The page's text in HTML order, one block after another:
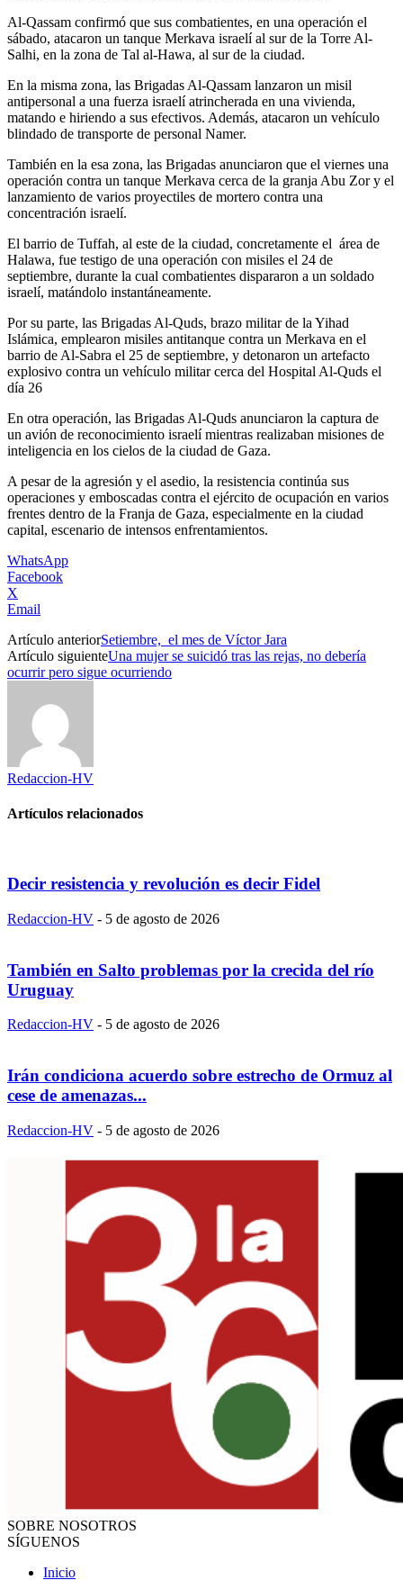
Al-Qassam confirmó que sus combatientes, en una operación el
sábado, atacaron un tanque Merkava israelí al sur de la Torre Al-
Salhi, en la zona de Tal al-Hawa, al sur de la ciudad.
En la misma zona, las Brigadas Al-Qassam lanzaron un misil
antipersonal a una fuerza israelí atrincherada en una vivienda,
matando e hiriendo a sus efectivos. Además, atacaron un vehículo
blindado de transporte de personal Namer.
También en la esa zona, las Brigadas anunciaron que el viernes una
operación contra un tanque Merkava cerca de la granja Abu Zor y el
lanzamiento de varios proyectiles de mortero contra una
concentración israelí.
El barrio de Tuffah, al este de la ciudad, concretamente el área de
Halawa, fue testigo de una operación con misiles el 24 de
septiembre, durante la cual combatientes dispararon a un soldado
israelí, matándolo instantáneamente.
Por su parte, las Brigadas Al-Quds, brazo militar de la Yihad
Islámica, emplearon misiles antitanque contra un Merkava en el
barrio de Al-Sabra el 25 de septiembre, y detonaron un artefacto
explosivo contra un vehículo militar cerca del Hospital Al-Quds el
día 26
En otra operación, las Brigadas Al-Quds anunciaron la captura de
un avión de reconocimiento israelí mientras realizaban misiones de
inteligencia en los cielos de la ciudad de Gaza.
A pesar de la agresión y el asedio, la resistencia continúa sus
operaciones y emboscadas contra el ejército de ocupación en varios
frentes dentro de la Franja de Gaza, especialmente en la ciudad
capital, escenario de intensos enfrentamientos.
WhatsApp
Facebook
X
Email
Artículo anteriorSetiembre, el mes de Víctor Jara
Artículo siguienteUna mujer se suicidó tras las rejas, no debería
ocurrir pero sigue ocurriendo
Redaccion-HV
Artículos relacionados
Decir resistencia y revolución es decir Fidel
Redaccion-HV - 5 de agosto de 2026
También en Salto problemas por la crecida del río
Uruguay
Redaccion-HV - 5 de agosto de 2026
Irán condiciona acuerdo sobre estrecho de Ormuz al
cese de amenazas...
Redaccion-HV - 5 de agosto de 2026
SOBRE NOSOTROS
SÍGUENOS
Inicio